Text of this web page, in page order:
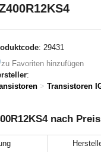
: 29431
zu Favoriten hinzufügen
:
> Transistoren
nach